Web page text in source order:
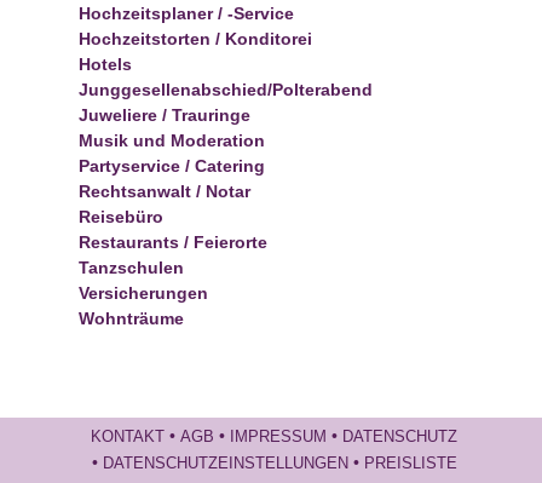
Hochzeitsplaner / -Service
Hochzeitstorten / Konditorei
Hotels
Junggesellenabschied/Polterabend
Juweliere / Trauringe
Musik und Moderation
Partyservice / Catering
Rechtsanwalt / Notar
Reisebüro
Restaurants / Feierorte
Tanzschulen
Versicherungen
Wohnträume
KONTAKT • AGB • IMPRESSUM • DATENSCHUTZ
• DATENSCHUTZEINSTELLUNGEN • PREISLISTE